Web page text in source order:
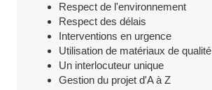
Respect de l'environnement
Respect des délais
Interventions en urgence
Utilisation de matériaux de qualité
Un interlocuteur unique
Gestion du projet d'A à Z